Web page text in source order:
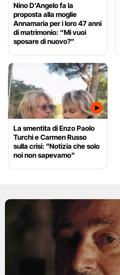
Nino D’Angelo fa la
proposta alla moglie
Annamaria per i loro 47 anni
di matrimonio: “Mi vuoi
sposare di nuovo?”
La smentita di Enzo Paolo
Turchi e Carmen Russo
sulla crisi: "Notizia che solo
noi non sapevamo"